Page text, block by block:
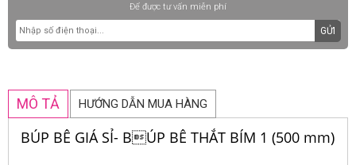
Để được tư vấn miễn phí
GỬI
MÔ TẢ HƯỚNG DẪN MUA HÀNG
BÚP BÊ GIÁ SỈ- BÚP BÊ THẮT BÍM 1 (500 mm)